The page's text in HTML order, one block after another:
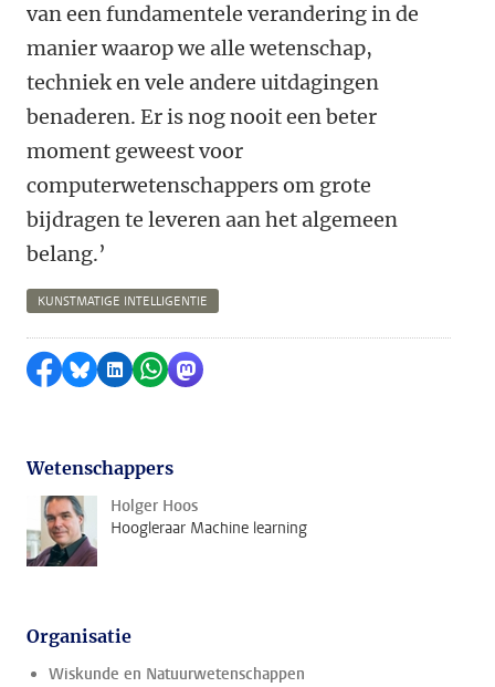
van een fundamentele verandering in de
manier waarop we alle wetenschap,
techniek en vele andere uitdagingen
benaderen. Er is nog nooit een beter
moment geweest voor
computerwetenschappers om grote
bijdragen te leveren aan het algemeen
belang.’
KUNSTMATIGE INTELLIGENTIE
Delen op Facebook
Delen via Bluesky
Delen op LinkedIn
Delen via WhatsApp
Delen via Mastodon
Wetenschappers
Holger Hoos
Hoogleraar Machine learning
Organisatie
Wiskunde en Natuurwetenschappen